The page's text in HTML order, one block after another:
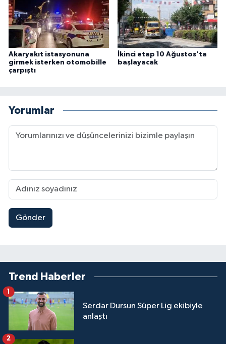
Akaryakıt istasyonuna
girmek isterken otomobille
çarpıştı
İkinci etap 10 Ağustos'ta
başlayacak
Yorumlar
Gönder
Trend Haberler
Serdar Dursun Süper Lig ekibiyle
anlaştı
1
2